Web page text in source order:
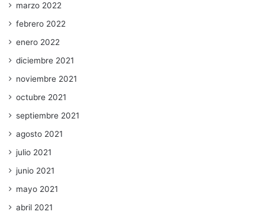
marzo 2022
febrero 2022
enero 2022
diciembre 2021
noviembre 2021
octubre 2021
septiembre 2021
agosto 2021
julio 2021
junio 2021
mayo 2021
abril 2021